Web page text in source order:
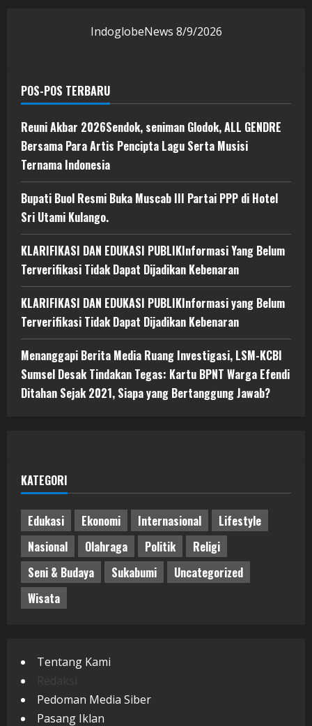
IndoglobeNews 8/9/2026
POS-POS TERBARU
Reuni Akbar 2026Sendok, seniman Glodok, ALL GENDRE
Bersama Para Artis Pencipta Lagu Serta Musisi
Ternama Indonesia
Bupati Buol Resmi Buka Muscab III Partai PPP di Hotel
Sri Utami Kulango.
KLARIFIKASI DAN EDUKASI PUBLIKInformasi Yang Belum
Terverifikasi Tidak Dapat Dijadikan Kebenaran
KLARIFIKASI DAN EDUKASI PUBLIKInformasi yang Belum
Terverifikasi Tidak Dapat Dijadikan Kebenaran
Menanggapi Berita Media Ruang Investigasi, LSM-KCBI
Sumsel Desak Tindakan Tegas: Kartu BPNT Warga Efendi
Ditahan Sejak 2021, Siapa yang Bertanggung Jawab?
KATEGORI
Edukasi Ekonomi Internasional
Lifestyle
Nasional
Olahraga Politik
Religi
Seni & Budaya
Sukabumi
Uncategorized
Wisata
Tentang Kami
Pedoman Media Siber
Pasang Iklan